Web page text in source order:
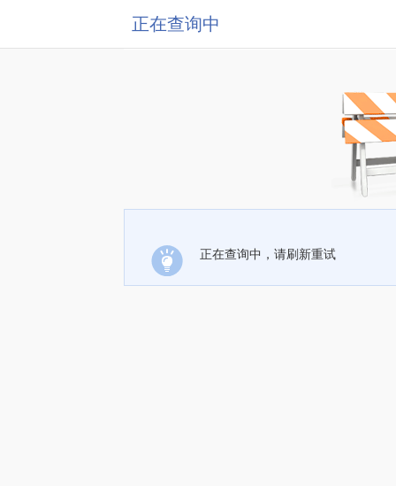
正在查询中
正在查询中，请刷新重试